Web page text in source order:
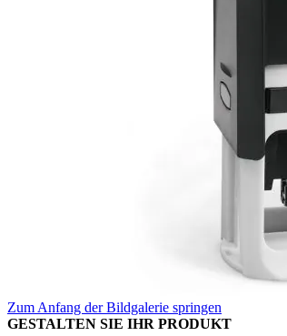
Zum Anfang der Bildgalerie springen
GESTALTEN SIE IHR PRODUKT